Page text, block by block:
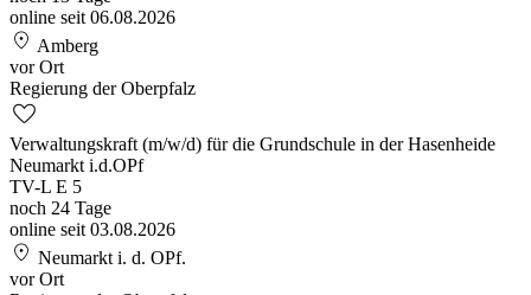
online seit 06.08.2026
location_on Amberg
vor Ort
Regierung der Oberpfalz
favorite
Verwaltungskraft (m/w/d) für die Grundschule in der Hasenheide
Neumarkt i.d.OPf
TV-L E 5
noch 24 Tage
online seit 03.08.2026
location_on Neumarkt i. d. OPf.
vor Ort